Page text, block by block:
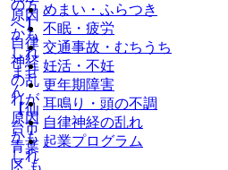
めまい・ふらつき
不眠・疲労
交通事故・むちうち
妊活・不妊
更年期障害
耳鳴り・頭の不調
自律神経の乱れ
起業プログラム